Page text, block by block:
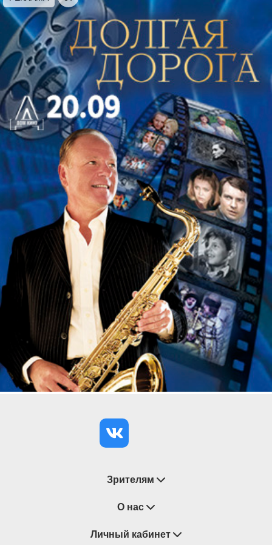
самом деле? Райская птичка или трудоголик со
стальным характером? В роли и в песне Гурченко
отдавала себя без остатка — как олимпийский
чемпион на финишной прямой. Мощный
энергообмен с залом и с невидимым зрителем по
ту сторону экрана — вот уникальные свойства её
натуры.
Как угадать верный тон образа и примерить его не
как костюм, а как жизнь человеческого духа? Не
казаться, а стать своей героиней? Талант,
интуиция, самодисциплина и
трудолюбие — именно это «средство
Макропулоса» всегда применяла Людмила
Марковна Гурченко. И этот секрет знаком каждому
артисту, наделённому неуёмной энергией:
отдавая её людям, они получают обратно вдвойне
— вдохновением и желанием вновь и вновь
выходить на сцену.
19 июля 2026 года в Доме Кочневой заслуженная
артистка Санкт-ПетербургаНаталья Сорокина,
лауреат конкурса «Весна романса»Сергей
Чепурко, лауреат международных
конкурсов
Наталья Варламоваприоткроют
зрителям секрет вечной молодости Людмилы
Гурченко. Ведёт вечер артистка театра и кино
Л юбовь Коняева.
Это не просто концерт, а доверительный разговор
умевшем отдавать себя без остатка. Приходите,
чтобы вместе вспомнить и заново открыть для
Продолжительность: 1 час 30 минут без антракта
Зрителям
Восстановление билетов
Замена / Отмена / Перенос мероприятий
О нас
О компании
Личный кабинет